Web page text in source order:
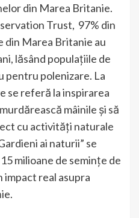
din Marea Britanie.
Trust, 97% din
din Marea Britanie au
lăsând populațiile de
pentru polenizare. La
se referă la inspirarea
mâinile și să
cu activități naturale
ai naturii” se
milioane de semințe de
impact real asupra